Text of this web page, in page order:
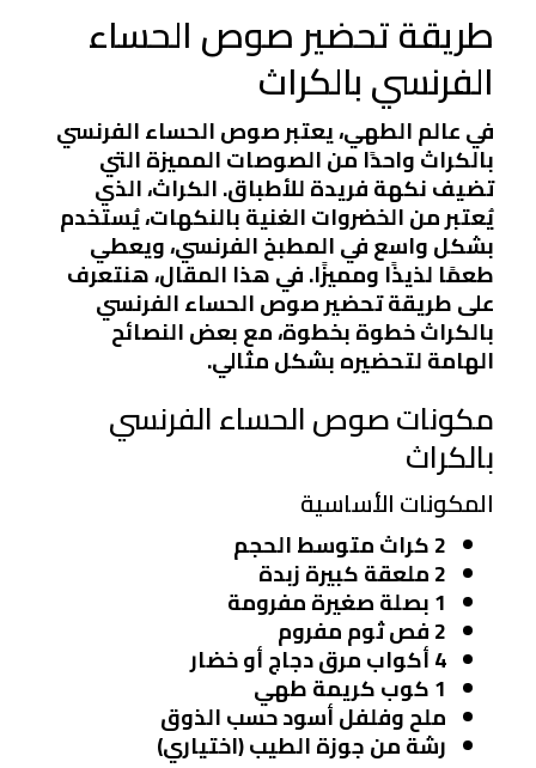
طريقة تحضير صوص الحساء
الفرنسي بالكراث
في عالم الطهي، يعتبر صوص الحساء الفرنسي
بالكراث واحدًا من الصوصات المميزة التي
تضيف نكهة فريدة للأطباق. الكراث، الذي
يُعتبر من الخضروات الغنية بالنكهات، يُستخدم
بشكل واسع في المطبخ الفرنسي، ويعطي
طعمًا لذيذًا ومميزًا. في هذا المقال، هنتعرف
على طريقة تحضير صوص الحساء الفرنسي
بالكراث خطوة بخطوة، مع بعض النصائح
الهامة لتحضيره بشكل مثالي.
مكونات صوص الحساء الفرنسي
بالكراث
المكونات الأساسية
2 كراث متوسط الحجم
2 ملعقة كبيرة زبدة
1 بصلة صغيرة مفرومة
2 فص ثوم مفروم
4 أكواب مرق دجاج أو خضار
1 كوب كريمة طهي
ملح وفلفل أسود حسب الذوق
رشة من جوزة الطيب (اختياري)